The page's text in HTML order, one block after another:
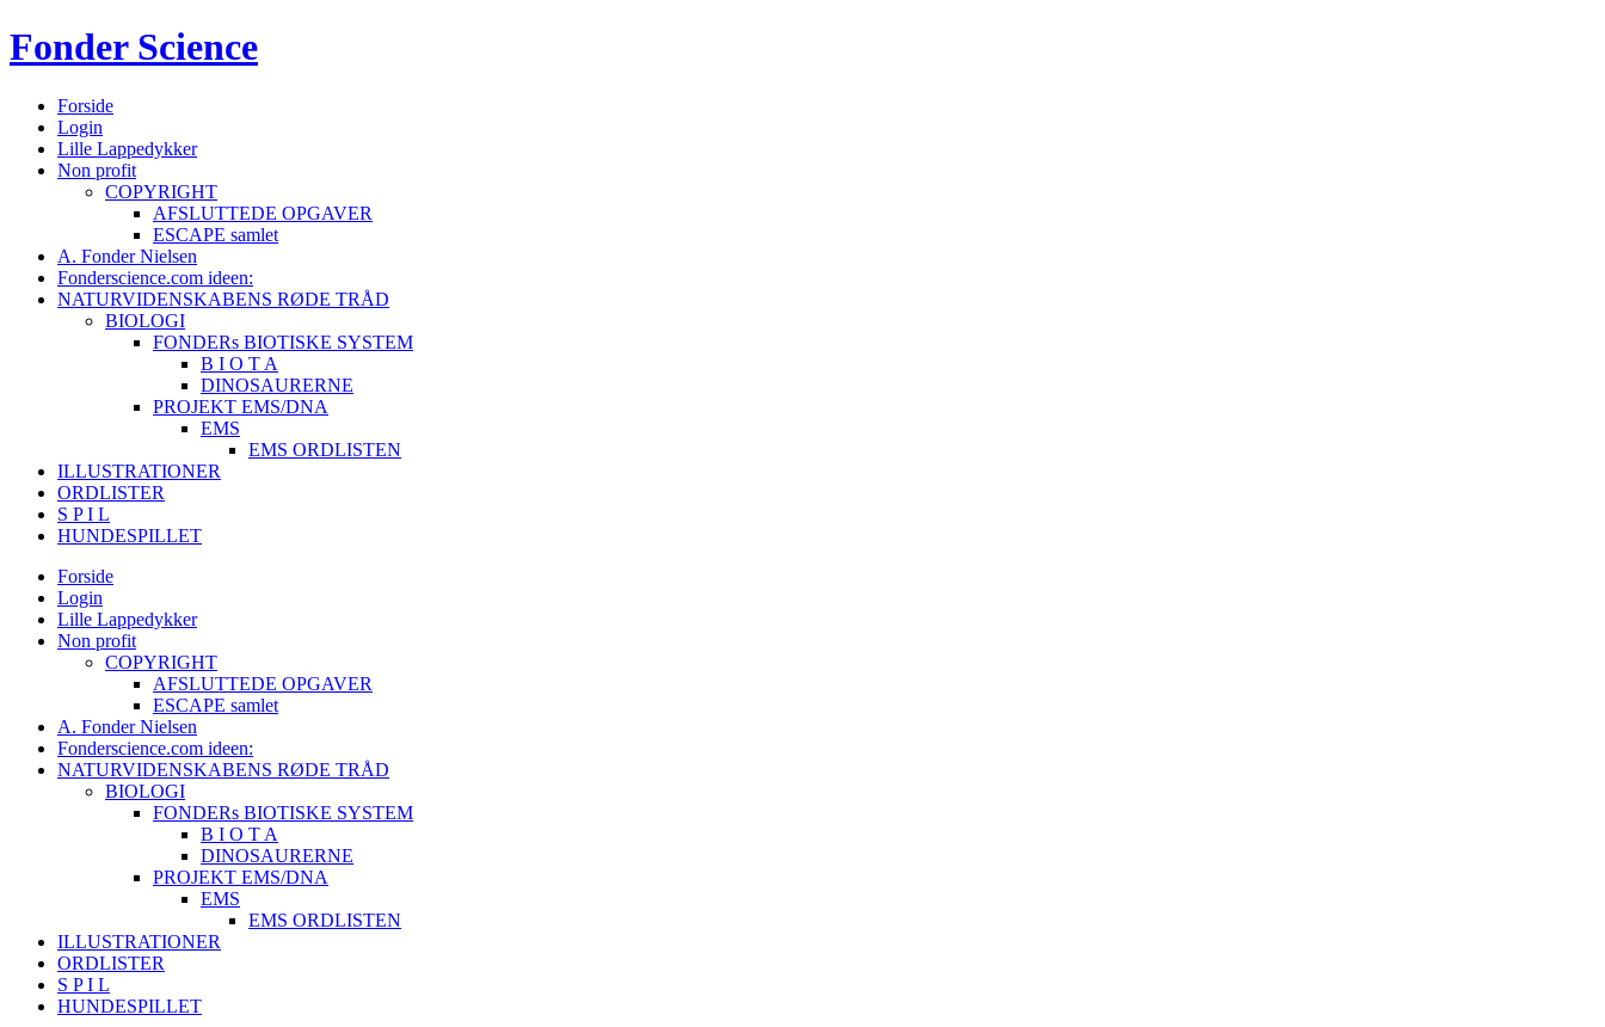
FonderScience
Forside
Login
Lille Lappedykker
Non profit
COPYRIGHT
AFSLUTTEDE OPGAVER
ESCAPE samlet
A. Fonder Nielsen
Fonderscience.com ideen:
NATURVIDENSKABENS RØDE TRÅD
BIOLOGI
FONDERs BIOTISKE SYSTEM
B I O T A
DINOSAURERNE
PROJEKT EMS/DNA
EMS
EMS ORDLISTEN
ILLUSTRATIONER
ORDLISTER
S P I L
HUNDESPILLET
Forside
Login
Lille Lappedykker
Non profit
COPYRIGHT
AFSLUTTEDE OPGAVER
ESCAPE samlet
A. Fonder Nielsen
Fonderscience.com ideen:
NATURVIDENSKABENS RØDE TRÅD
BIOLOGI
FONDERs BIOTISKE SYSTEM
B I O T A
DINOSAURERNE
PROJEKT EMS/DNA
EMS
EMS ORDLISTEN
ILLUSTRATIONER
ORDLISTER
S P I L
HUNDESPILLET